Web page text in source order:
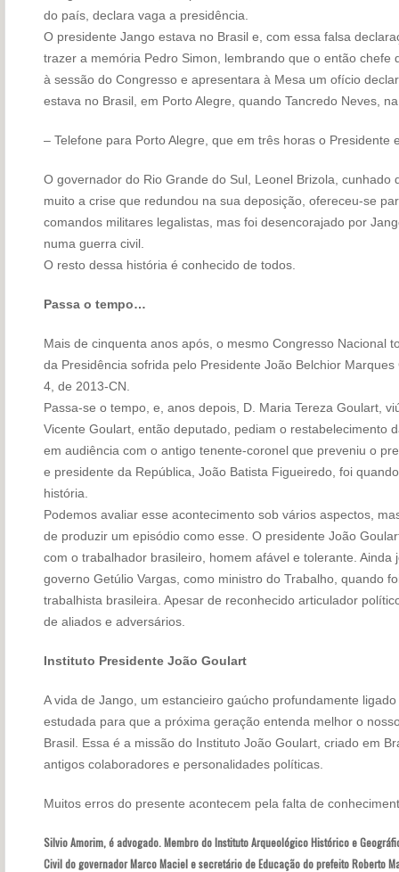
do país, declara vaga a presidência.
O presidente Jango estava no Brasil e, com essa falsa
trazer a memória Pedro Simon, lembrando que o então chefe
à sessão do Congresso e apresentara à Mesa um ofício
estava no Brasil, em Porto Alegre, quando Tancredo Neves,
– Telefone para Porto Alegre, que em três horas o Presidente
O governador do Rio Grande do Sul, Leonel Brizola, cunhado
muito a crise que redundou na sua deposição, ofereceu-se
comandos militares legalistas, mas foi desencorajado por
numa guerra civil.
O resto dessa história é conhecido de todos.
Passa o tempo…
Mais de cinquenta anos após, o mesmo Congresso Nacional
da Presidência sofrida pelo Presidente João Belchior
4, de 2013-CN.
Passa-se o tempo, e, anos depois, D. Maria Tereza Goulart,
Vicente Goulart, então deputado, pediam o restabelecimento
em audiência com o antigo tenente-coronel que preveniu o
e presidente da República, João Batista Figueiredo, foi
história.
Podemos avaliar esse acontecimento sob vários aspectos,
de produzir um episódio como esse. O presidente João
com o trabalhador brasileiro, homem afável e tolerante.
governo Getúlio Vargas, como ministro do Trabalho, quando
trabalhista brasileira. Apesar de reconhecido articulador
de aliados e adversários.
Instituto Presidente João Goulart
A vida de Jango, um estancieiro gaúcho profundamente
estudada para que a próxima geração entenda melhor o
Brasil. Essa é a missão do Instituto João Goulart, criado em
antigos colaboradores e personalidades políticas.
Muitos erros do presente acontecem pela falta de
Silvio Amorim, é advogado. Membro do Instituto Arqueológico Histórico e
Civil do governador Marco Maciel e secretário de Educação do prefeito Roberto